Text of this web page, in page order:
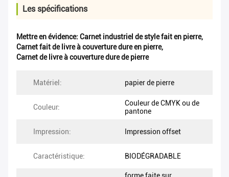
Les spécifications
Mettre en évidence: Carnet industriel de style fait en pierre,
Carnet fait de livre à couverture dure en pierre,
Carnet de livre à couverture dure de pierre
Matériel: papier de pierre
Couleur:
Couleur de CMYK ou de
pantone
Impression: Impression offset
Caractéristique: BIODÉGRADABLE